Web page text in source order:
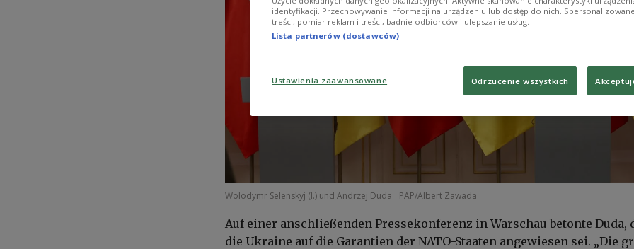
Wolodymr Selenskyj (l.) und Andrzej Duda PAP/Albert Zawada
Auf einer anschließenden Pressekonferenz in Warschau betonte Duda,
die Ukraine auf die Garantien der NATO-Staaten angewiesen sei. „Die
identyfikacji. Przechowywanie informacji na urządzeniu lub dostęp do nich.
treści, pomiar reklam i treści, badnie odbiorców i ulepszanie usług.
Lista partnerów (dostawców)
Ustawienia zaawansowane Odrzucenie wszystkich